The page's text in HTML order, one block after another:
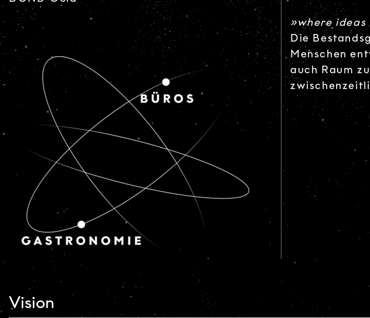
»where ideas
Die
Menschen
auch Raum
Vision